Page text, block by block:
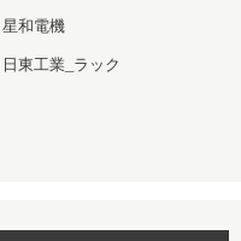
星和電機
日東工業_ラック